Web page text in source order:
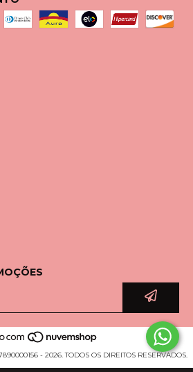
- 2026. TODOS OS DIREITOS RESERVADOS.